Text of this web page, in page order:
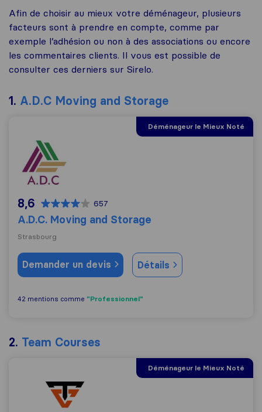
Afin de choisir au mieux votre déménageur, plusieurs
facteurs sont à prendre en compte, comme par
exemple l’adhésion ou non à des associations ou encore
les commentaires clients. Il vous est possible de
consulter ces derniers sur Sirelo.
1. A.D.C Moving and Storage
Déménageur le Mieux Noté
A.D.C. Moving and Storage
8,6 657
A.D.C. Moving and Storage
Strasbourg
Demander un devis Détails
42 mentions comme "Professionnel"
2. Team Courses
Déménageur le Mieux Noté
Team Courses Déménagement